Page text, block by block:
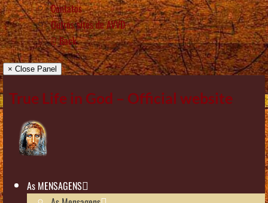
Contatos
Outros sítes de AVVD
Back
× Close Panel
True Life in God – Official website
As MENSAGENS